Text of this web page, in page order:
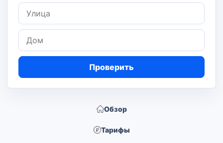
Улица
Дом
Проверить
Обзор
Тарифы